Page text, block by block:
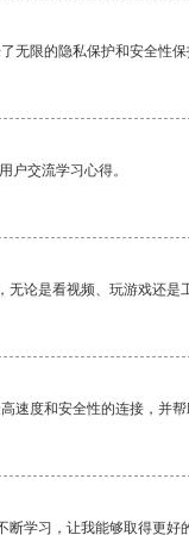
无限的隐私保护和安全性保
户交流学习心得。
论是看视频、玩游戏还是
速度和安全性的连接，并帮
学习，让我能够取得更好